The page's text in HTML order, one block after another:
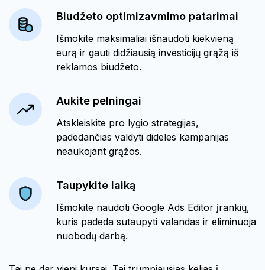
Biudžeto optimizavmimo patarimai
Išmokite maksimaliai išnaudoti kiekvieną
eurą ir gauti didžiausią investicijų grąžą iš
reklamos biudžeto.
Aukite pelningai
Atskleiskite pro lygio strategijas,
padedančias valdyti dideles kampanijas
neaukojant grąžos.
Taupykite laiką
Išmokite naudoti Google Ads Editor įrankių,
kuris padeda sutaupyti valandas ir eliminuoja
nuobodų darbą.